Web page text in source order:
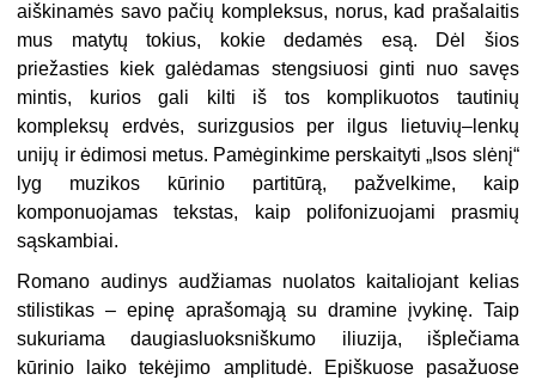
aiškinamės savo pačių kompleksus, norus, kad prašalaitis
mus matytų tokius, kokie dedamės esą. Dėl šios
priežasties kiek galėdamas stengsiuosi ginti nuo savęs
mintis, kurios gali kilti iš tos komplikuotos tautinių
kompleksų erdvės, surizgusios per ilgus lietuvių–lenkų
unijų ir ėdimosi metus. Pamė­ginkime perskaityti „Isos slėnį“
lyg muzikos kūrinio partitūrą, pažvelki­me, kaip
komponuojamas tekstas, kaip polifonizuojami prasmių
sąskambiai.
Romano audinys audžiamas nuola­tos kaitaliojant kelias
stilistikas – epinę aprašomąją su dramine įvyki­nę. Taip
sukuriama daugiasluoksniškumo iliuzija, išplečiama
kūrinio lai­ko tekėjimo amplitudė. Epiškuose pa­sažuose